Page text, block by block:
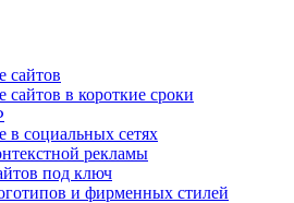
сайтов
в короткие сроки
в социальных сетях
рекламы
под ключ
и фирменных стилей